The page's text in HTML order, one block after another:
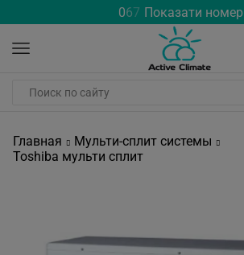
067 Показати номер
Главная
Мульти-сплит системы
Toshiba мульти сплит